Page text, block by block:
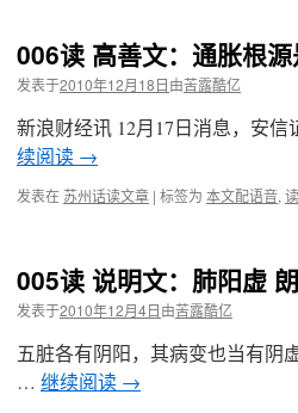
006读 高善文：通胀根
发表于2010年12月18日由苦露酷亿
新浪财经讯 12月17日消息，安
续阅读 →
发表在苏州话读文章 | 标签为 本文配语音, 读
005读 说明文：肺阳虚
发表于2010年12月4日由苦露酷亿
五脏各有阴阳，其病变也当有阴
… 继续阅读 →